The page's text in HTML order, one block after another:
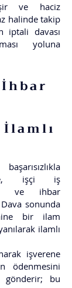
ve haciz
halinde takip
iptali davası
yoluna
İlamlı
işçi iş
ve ihbar
sonunda
bir ilam
ilamlı
işverene
ödenmesini
bu